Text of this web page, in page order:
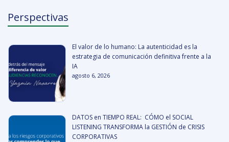
Perspectivas
El valor de lo humano: La autenticidad es la
estrategia de comunicación definitiva frente a la
IA
agosto 6, 2026
DATOS en TIEMPO REAL: CÓMO el SOCIAL
LISTENING TRANSFORMA la GESTIÓN de CRISIS
CORPORATIVAS